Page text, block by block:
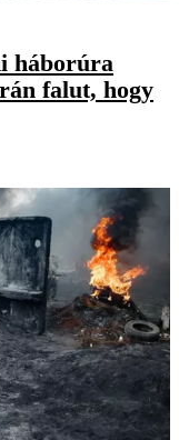
háborúra
falut, hogy